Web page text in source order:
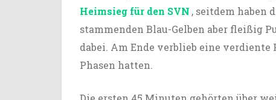
Heimsieg für den SVN , seitdem haben
stammenden Blau-Gelben aber fleißig
dabei. Am Ende verblieb eine
Phasen hatten.